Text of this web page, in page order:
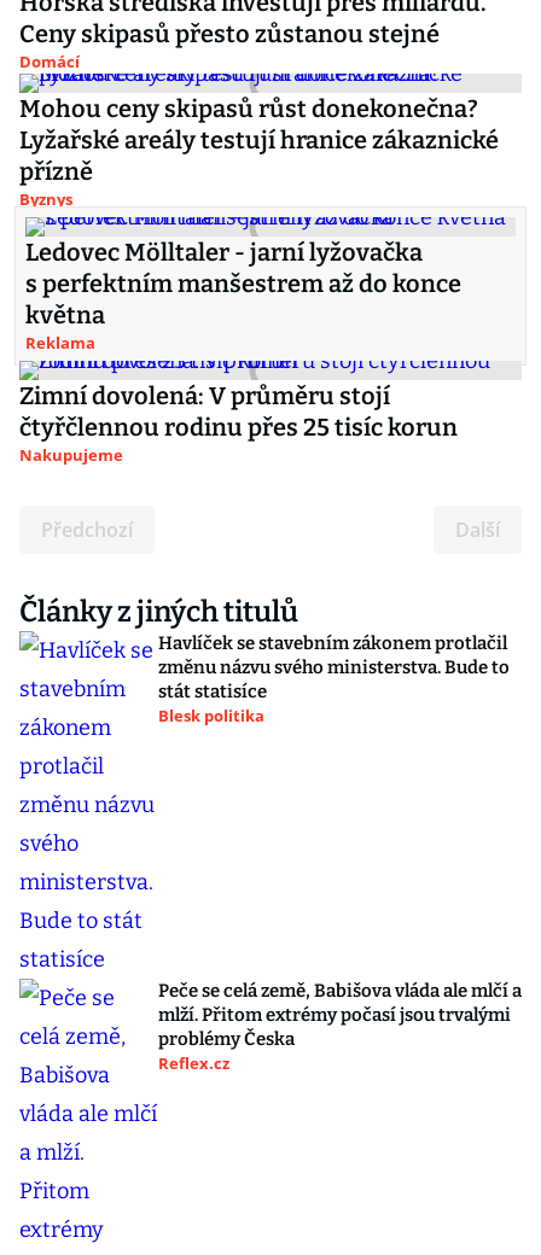
Ceny skipasů přesto zůstanou stejné
Domácí
Mohou ceny skipasů růst donekonečna?
Lyžařské areály testují hranice zákaznické
přízně
Byznys
Ledovec Mölltaler - jarní lyžovačka
s perfektním manšestrem až do konce
května
Reklama
Zimní dovolená: V průměru stojí
čtyřčlennou rodinu přes 25 tisíc korun
Nakupujeme
Předchozí Další
Články z jiných titulů
Havlíček se stavebním zákonem protlačil
změnu názvu svého ministerstva. Bude to
stát statisíce
Blesk politika
Peče se celá země, Babišova vláda ale mlčí a
mlží. Přitom extrémy počasí jsou trvalými
problémy Česka
Reflex.cz